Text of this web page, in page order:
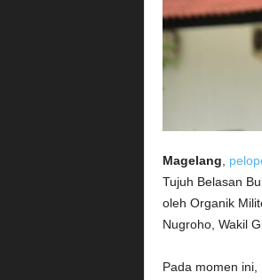
Magelang
Tujuh Belasan
oleh Organik
Nugroho, Wakil
Pada momen